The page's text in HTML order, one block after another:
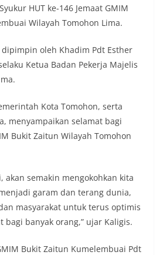
HUT ke-146 Jemaat GMIM
Wilayah Tomohon Lima.
oleh Khadim Pdt Esther
Ketua Badan Pekerja Majelis
Kota Tomohon, serta
menyampaikan selamat bagi
Bukit Zaitun Wilayah Tomohon
akan semakin mengokohkan kita
garam dan terang dunia,
masyarakat untuk terus optimis
bagi banyak orang,” ujar Kaligis.
Bukit Zaitun Kumelembuai Pdt